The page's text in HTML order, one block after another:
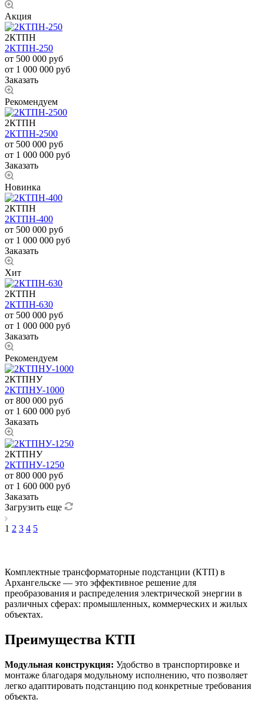
Акция
2КТПН
2КТПН-250
от 500 000 руб
от 1 000 000 руб
Заказать
Рекомендуем
2КТПН
2КТПН-2500
от 500 000 руб
от 1 000 000 руб
Заказать
Новинка
2КТПН
2КТПН-400
от 500 000 руб
от 1 000 000 руб
Заказать
Хит
2КТПН
2КТПН-630
от 500 000 руб
от 1 000 000 руб
Заказать
Рекомендуем
2КТПНУ
2КТПНУ-1000
от 800 000 руб
от 1 600 000 руб
Заказать
2КТПНУ
2КТПНУ-1250
от 800 000 руб
от 1 600 000 руб
Заказать
Загрузить еще
1 2 3 4 5
Комплектные трансформаторные подстанции (КТП) в
Архангельске — это эффективное решение для
преобразования и распределения электрической энергии в
различных сферах: промышленных, коммерческих и жилых
объектах.
Преимущества КТП
Модульная конструкция: Удобство в транспортировке и
монтаже благодаря модульному исполнению, что позволяет
легко адаптировать подстанцию под конкретные требования
объекта.